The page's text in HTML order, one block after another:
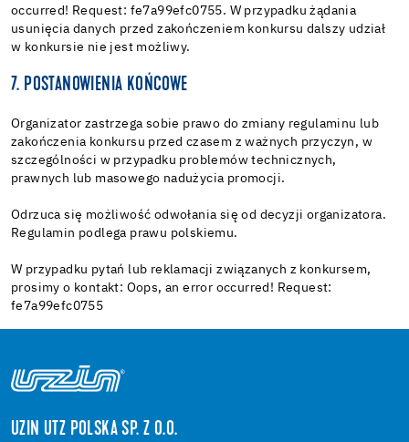
occurred! Request: fe7a99efc0755. W przypadku żądania
usunięcia danych przed zakończeniem konkursu dalszy udział
w konkursie nie jest możliwy.
7. POSTANOWIENIA KOŃCOWE
Organizator zastrzega sobie prawo do zmiany regulaminu lub
zakończenia konkursu przed czasem z ważnych przyczyn, w
szczególności w przypadku problemów technicznych,
prawnych lub masowego nadużycia promocji.
Odrzuca się możliwość odwołania się od decyzji organizatora.
Regulamin podlega prawu polskiemu.
W przypadku pytań lub reklamacji związanych z konkursem,
prosimy o kontakt: Oops, an error occurred! Request:
fe7a99efc0755
UZIN UTZ POLSKA SP. Z O.O.